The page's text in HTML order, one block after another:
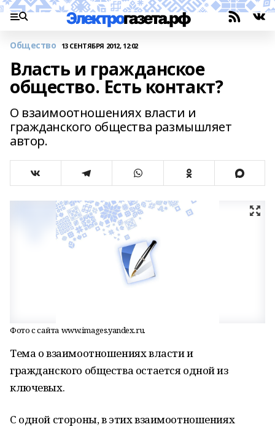
Общество 13 СЕНТЯБРЯ 2012, 12:02
Власть и гражданское
общество. Есть контакт?
О взаимоотношениях власти и
гражданского общества размышляет
автор.
Фото с сайта www.images.yandex.ru.
Тема о взаимоотношениях власти и
гражданского общества остается одной из
ключевых.
С одной стороны, в этих взаимоотношениях